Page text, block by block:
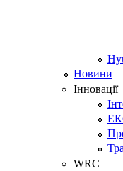
Новини
Інновації
WRC